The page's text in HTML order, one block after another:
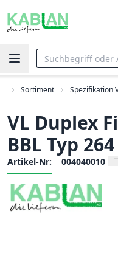
Sortiment Spezifikation
VL Duplex
BBL Typ
Artikel-Nr: 004040010